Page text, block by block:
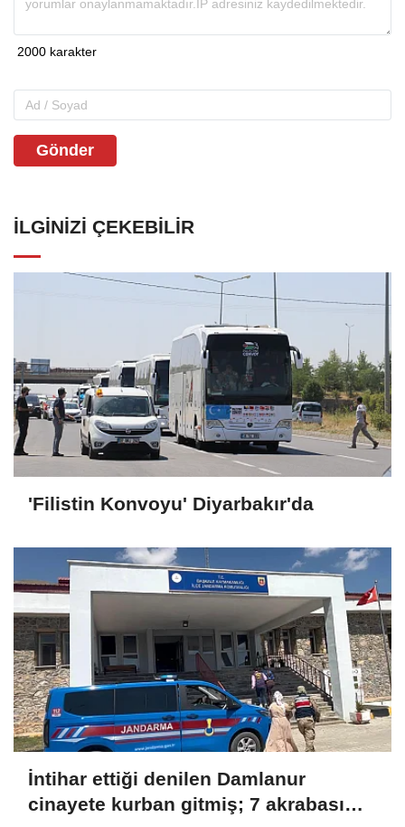
Gönder
İLGINIZI ÇEKEBILIR
'Filistin Konvoyu' Diyarbakır'da
İntihar ettiği denilen Damlanur
cinayete kurban gitmiş; 7 akrabası